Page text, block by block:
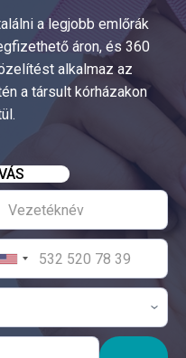
a legjobb emlőrák
áron, és 360
alkalmaz az
a társult kórházakon